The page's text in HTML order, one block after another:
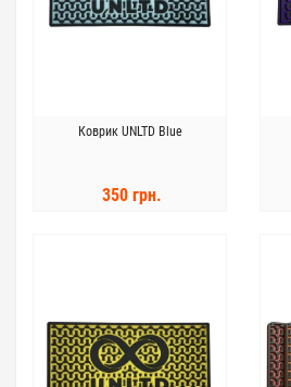
Коврик UNLTD Blue
350 грн.